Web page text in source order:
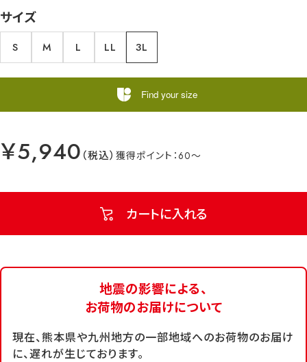
サイズ
S M L LL 3L
￥5,940 60
カートに入れる
Find your size
地震の影響による、
お荷物のお届けについて
現在、熊本県や九州地方の一部地域へのお荷物のお届け
に、遅れが生じております。